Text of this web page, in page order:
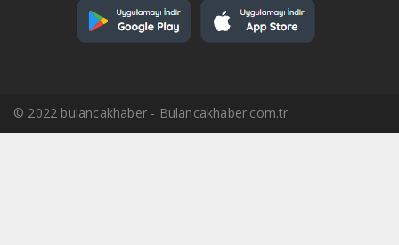
© 2022 bulancakhaber - Bulancakhaber.com.tr